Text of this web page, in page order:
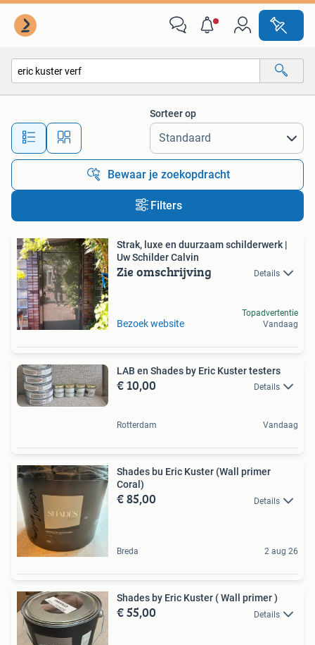
Alle afstanden…
Sorteer op
Bewaar je zoekopdracht
Filters
Strak, luxe en duurzaam schilderwerk |
Uw Schilder Calvin
Zie omschrijving Details
Bezoek website
Topadvertentie
Vandaag
LAB en Shades by Eric Kuster testers
€ 10,00 Details
Rotterdam Vandaag
Shades bu Eric Kuster (Wall primer
Coral)
€ 85,00 Details
Breda 2 aug 26
Shades by Eric Kuster ( Wall primer )
€ 55,00 Details